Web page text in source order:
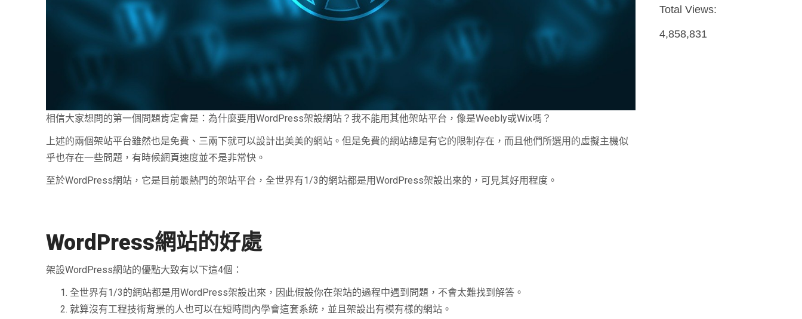
相信大家想問的第一個問題肯定會是：為什麼要用WordPress架設網站？我不能用其他架站平台，像是Weebly或Wix嗎？
上述的兩個架站平台雖然也是免費、三兩下就可以設計出美美的網站。但是免費的網站總是有它的限制存在，而且他們所選用的虛擬主機似
乎也存在一些問題，有時候網頁速度並不是非常快。
至於WordPress網站，它是目前最熱門的架站平台，全世界有1/3的網站都是用WordPress架設出來的，可見其好用程度。
WordPress網站的好處
架設WordPress網站的優點大致有以下這4個：
全世界有1/3的網站都是用WordPress架設出來，因此假設你在架站的過程中遇到問題，不會太難找到解答。
就算沒有工程技術背景的人也可以在短時間內學會這套系統，並且架設出有模有樣的網站。
Total Views:
4,858,831